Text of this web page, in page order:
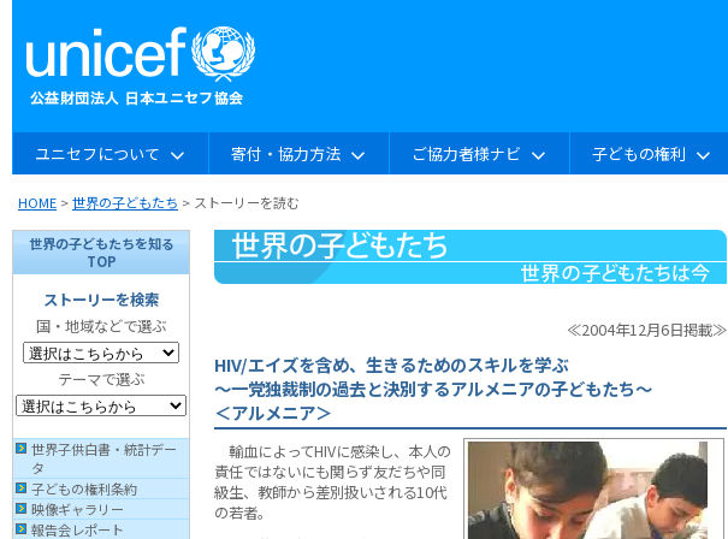
ユニセフについて 寄付・協力方法 ご協力者様ナビ 子どもの権利
HOME >世界の子どもたち > ストーリーを読む
世界の子どもたちを知る
TOP
ストーリーを検索
国・地域などで選ぶ
テーマで選ぶ
世界子供白書・統計デー
タ
子どもの権利条約
映像ギャラリー
報告会レポート
≪2004年12月6日掲載≫
HIV/エイズを含め、生きるためのスキルを学ぶ
〜一党独裁制の過去と決別するアルメニアの子どもたち〜
＜アルメニア＞
輸血によってHIVに感染し、本人の
責任ではないにも関らず友だちや同
級生、教師から差別扱いされる10代
の若者。